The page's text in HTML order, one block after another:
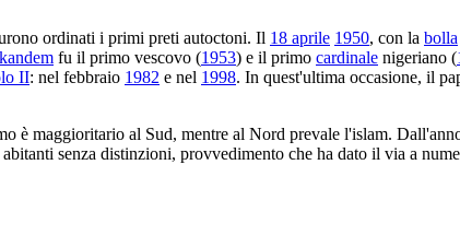
ordinati i primi preti autoctoni. Il 18 aprile 1950, con la bolla
fu il primo vescovo (1953) e il primo cardinale nigeriano (
II: nel febbraio 1982 e nel 1998. In quest'ultima occasione, il
è maggioritario al Sud, mentre al Nord prevale l'islam.
senza distinzioni, provvedimento che ha dato il via a